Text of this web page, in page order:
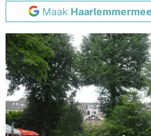
Maak